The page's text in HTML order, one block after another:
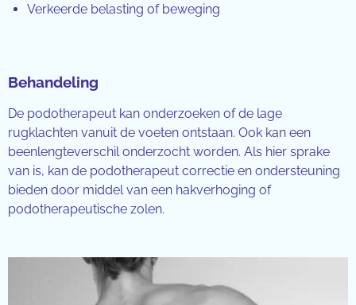
Verkeerde belasting of beweging
Behandeling
De podotherapeut kan onderzoeken of de lage
rugklachten vanuit de voeten ontstaan. Ook kan een
beenlengteverschil onderzocht worden. Als hier sprake
van is, kan de podotherapeut correctie en ondersteuning
bieden door middel van een hakverhoging of
podotherapeutische zolen.